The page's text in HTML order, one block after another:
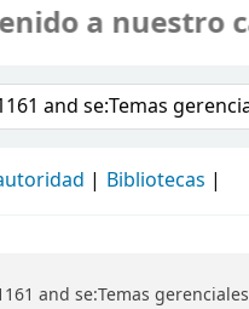
a nuestro
el catálogo
Bibliotecas
and se:Temas